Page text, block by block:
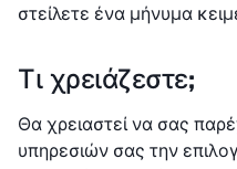
στείλετε ένα μήνυμα
Τι χρειάζεστε;
Θα χρειαστεί να σας
υπηρεσιών σας την